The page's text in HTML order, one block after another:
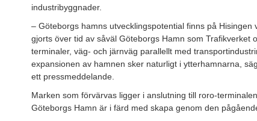
industribyggnader.
– Göteborgs hamns utvecklingspotential finns på
gjorts över tid av såväl Göteborgs Hamn som Trafikverket
terminaler, väg- och järnväg parallellt med
expansionen av hamnen sker naturligt i ytterhamnarna,
ett pressmeddelande.
Marken som förvärvas ligger i anslutning till roro-
Göteborgs Hamn är i färd med skapa genom den